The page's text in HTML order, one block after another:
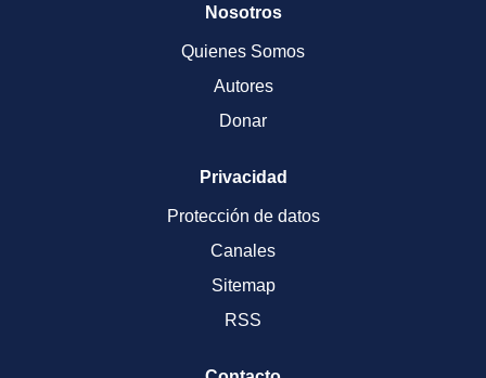
Nosotros
Quienes Somos
Autores
Donar
Privacidad
Protección de datos
Canales
Sitemap
RSS